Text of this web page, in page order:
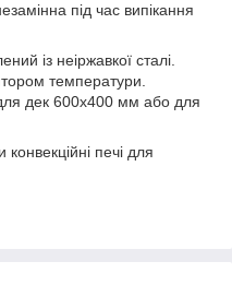
під час випікання
із неіржавкої сталі.
температури.
дек 600х400 мм або для
печі для